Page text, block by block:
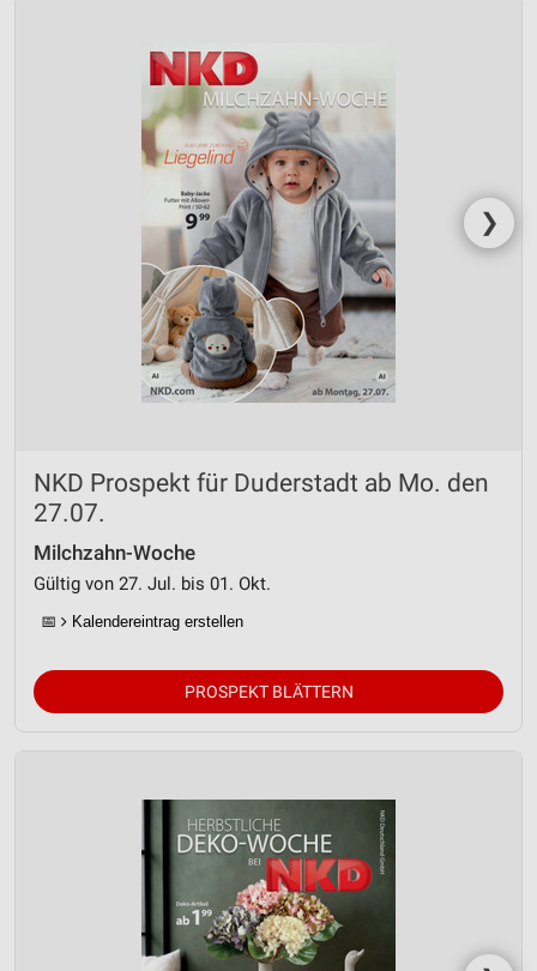
❯
NKD Prospekt für Duderstadt ab Mo. den
27.07.
Milchzahn-Woche
Gültig von 27. Jul. bis 01. Okt.
📅 Kalendereintrag erstellen
PROSPEKT BLÄTTERN